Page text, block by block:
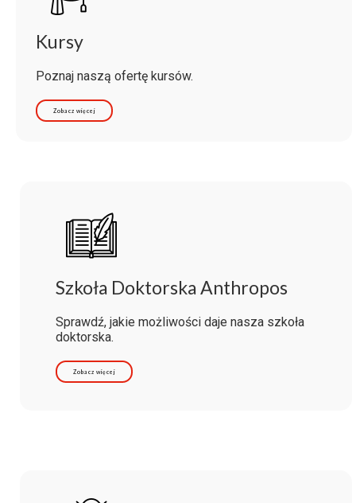
Kursy
Poznaj naszą ofertę kursów.
Zobacz więcej
Szkoła Doktorska Anthropos
Sprawdź, jakie możliwości daje nasza szkoła
doktorska.
Zobacz więcej